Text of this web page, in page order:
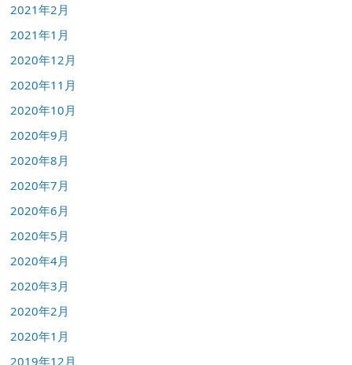
2021年2月
2021年1月
2020年12月
2020年11月
2020年10月
2020年9月
2020年8月
2020年7月
2020年6月
2020年5月
2020年4月
2020年3月
2020年2月
2020年1月
2019年12月